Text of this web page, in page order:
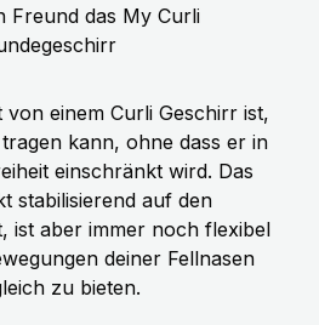
Freund das My Curli
von einem Curli Geschirr ist,
kann, ohne dass er in
einschränkt wird. Das
stabilisierend auf den
ist aber immer noch flexibel
deiner Fellnasen
zu bieten.